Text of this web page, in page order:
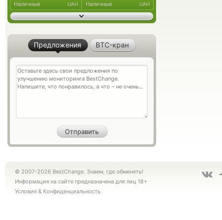
Наличные UAH Наличные UAH
Предложения BTC-кран
© 2007-2026 BestChange. Знаем, где обменять!
Информация на сайте предназначена для лиц 18+
Условия & Конфиденциальность